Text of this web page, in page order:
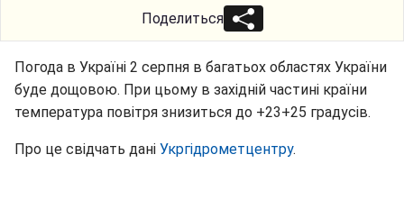
Поделиться
Погода в Україні 2 серпня в багатьох областях України
буде дощовою. При цьому в західній частині країни
температура повітря знизиться до +23+25 градусів.
Про це свідчать дані Укргідрометцентру.